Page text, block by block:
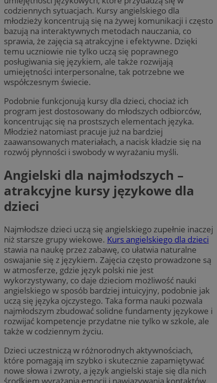
codziennych sytuacjach. Kursy angielskiego dla
młodzieży koncentrują się na żywej komunikacji i często
bazują na interaktywnych metodach nauczania, co
sprawia, że zajęcia są atrakcyjne i efektywne. Dzięki
temu uczniowie nie tylko uczą się poprawnego
posługiwania się językiem, ale także rozwijają
umiejętności interpersonalne, tak potrzebne we
współczesnym świecie.
Podobnie funkcjonują kursy dla dzieci, chociaż ich
program jest dostosowany do młodszych odbiorców,
koncentrując się na prostszych elementach języka.
Młodzież natomiast pracuje już na bardziej
zaawansowanych materiałach, a nacisk kładzie się na
rozwój płynności i swobody w wyrażaniu myśli.
Angielski dla najmłodszych –
atrakcyjne kursy językowe dla
dzieci
Najmłodsze dzieci uczą się angielskiego zupełnie inaczej
niż starsze grupy wiekowe. Kurs angielskiego dla dzieci
stawia na naukę przez zabawę, co ułatwia naturalne
oswajanie się z językiem. Zajęcia często prowadzone są
w atmosferze, gdzie język polski nie jest
wykorzystywany, co daje dzieciom możliwość nauki
angielskiego w sposób bardziej intuicyjny, podobnie jak
uczą się języka ojczystego. Taka forma nauki pozwala
najmłodszym zbudować solidne fundamenty językowe i
rozwijać kompetencje przydatne nie tylko w szkole, ale
także w codziennym życiu.
Dzieci uczestniczą w różnorodnych aktywnościach,
które pomagają im szybko i skutecznie zapamiętywać
nowe słowa i zwroty, a język angielski staje się dla nich
środkiem wyrażania emocji i nawiązywania kontaktów.